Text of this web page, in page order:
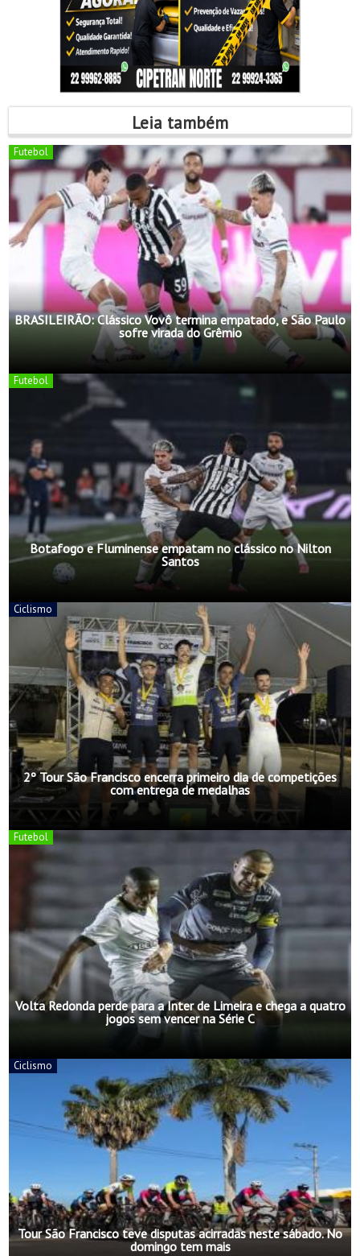
Leia também
Futebol
BRASILEIRÃO: Clássico Vovô termina empatado, e São Paulo
sofre virada do Grêmio
Futebol
Botafogo e Fluminense empatam no clássico no Nilton
Santos
Ciclismo
2º Tour São Francisco encerra primeiro dia de competições
com entrega de medalhas
Futebol
Volta Redonda perde para a Inter de Limeira e chega a quatro
jogos sem vencer na Série C
Ciclismo
Tour São Francisco teve disputas acirradas neste sábado. No
domingo tem mais